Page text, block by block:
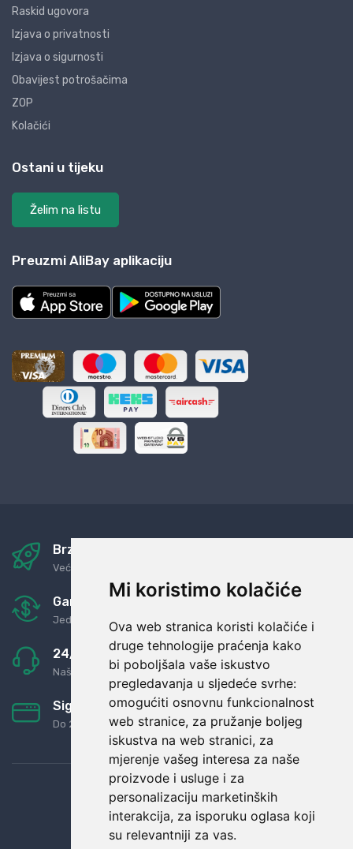
Mi koristimo kolačiće
Ova web stranica koristi kolačiće i
druge tehnologije praćenja kako
bi poboljšala vaše iskustvo
pregledavanja u sljedeće svrhe:
omogućiti osnovnu funkcionalnost
web stranice, za pružanje boljeg
iskustva na web stranici, za
mjerenje vašeg interesa za naše
proizvode i usluge i za
personalizaciju marketinških
interakcija, za isporuku oglasa koji
su relevantniji za vas.
Raskid ugovora
Izjava o privatnosti
Izjava o sigurnosti
Obavijest potrošačima
ZOP
Kolačići
Ostani u tijeku
Želim na listu
Preuzmi AliBay aplikaciju
Brza i sigurna dostava
Već za nekoliko dana kod vas
Garancija u povrat novaca
Jednostavno pravilo: Roba za novac
24/7 odlična podrška
Naši agenti uvijek na raspolaganju
Sigurno obročno plaćanje
Do 24 rata bez kamata